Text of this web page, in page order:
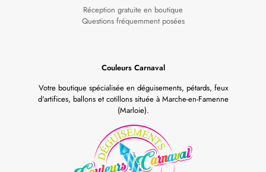
Réception gratuite en boutique
Questions fréquemment posées
Couleurs Carnaval
Votre boutique spécialisée en déguisements, pétards, feux
d'artifices, ballons et cotillons située à Marche-en-Famenne
(Marloie).